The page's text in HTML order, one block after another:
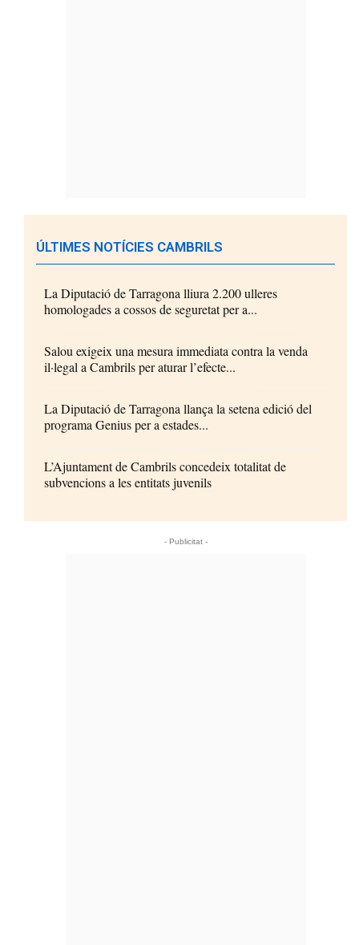
ÚLTIMES NOTÍCIES CAMBRILS
La Diputació de Tarragona lliura 2.200 ulleres
homologades a cossos de seguretat per a...
Salou exigeix una mesura immediata contra la venda
il·legal a Cambrils per aturar l’efecte...
La Diputació de Tarragona llança la setena edició del
programa Genius per a estades...
L’Ajuntament de Cambrils concedeix totalitat de
subvencions a les entitats juvenils
- Publicitat -